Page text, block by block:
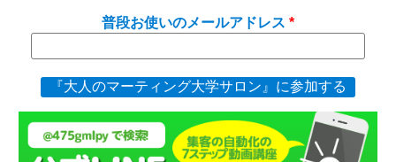
普段お使いのメールアドレス
『大人のマーティング大学サロン』に参加する